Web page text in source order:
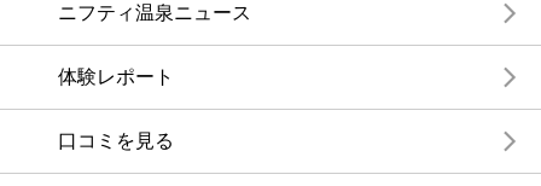
ニフティ温泉ニュース
体験レポート
口コミを見る